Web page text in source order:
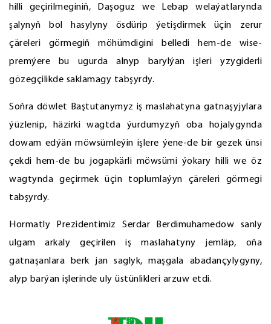
hilli geçirilmeginiň, Daşoguz we Lebap welaýatlarynda
şalynyň bol hasylyny ösdürip ýetişdirmek üçin zerur
çäreleri görmegiň möhümdigini belledi hem-de wise-
premýere bu ugurda alnyp barylýan işleri yzygiderli
gözegçilikde saklamagy tabşyrdy.
Soňra döwlet Baştutanymyz iş maslahatyna gatnaşyjylara
ýüzlenip, häzirki wagtda ýurdumyzyň oba hojalygynda
dowam edýän möwsümleýin işlere ýene-de bir gezek ünsi
çekdi hem-de bu jogapkärli möwsümi ýokary hilli we öz
wagtynda geçirmek üçin toplumlaýyn çäreleri görmegi
tabşyrdy.
Hormatly Prezidentimiz Serdar Berdimuhamedow sanly
ulgam arkaly geçirilen iş maslahatyny jemläp, oňa
gatnaşanlara berk jan saglyk, maşgala abadançylygyny,
alyp barýan işlerinde uly üstünlikleri arzuw etdi.